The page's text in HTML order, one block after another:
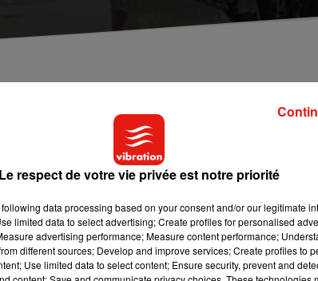
Le respect de votre vie privée est notre priorité
data processing based on your consent and/or our legitimate
limited data to select advertising; Create profiles for personalised
advertising performance; Measure content performance;
different sources; Develop and improve services; Create profiles to
Use limited data to select content; Ensure security, prevent and